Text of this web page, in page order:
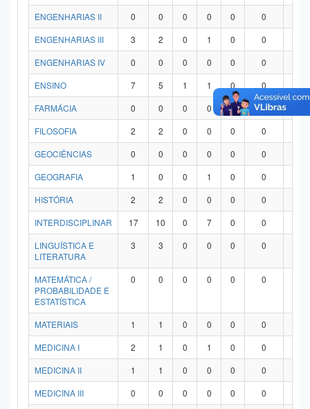
ENGENHARIAS II
0 0 0 0 0 0
ENGENHARIAS III
3 2 0 1 0 0
ENGENHARIAS IV
0 0 0 0 0 0
ENSINO
7 5 1 1 0 0
FARMÁCIA
0 0 0 0 0 0
FILOSOFIA
2 2 0 0 0 0
GEOCIÊNCIAS
0 0 0 0 0 0
GEOGRAFIA
1 0 0 1 0 0
HISTÓRIA
2 2 0 0 0 0
INTERDISCIPLINAR
17 10 0 7 0 0
LINGUÍSTICA E
LITERATURA
3 3 0 0 0 0
MATEMÁTICA /
PROBABILIDADE E
ESTATÍSTICA
0 0 0 0 0 0
MATERIAIS 1 1 0 0 0 0
MEDICINA I
2 1 0 1 0 0
MEDICINA II
1 1 0 0 0 0
MEDICINA III
0 0 0 0 0 0